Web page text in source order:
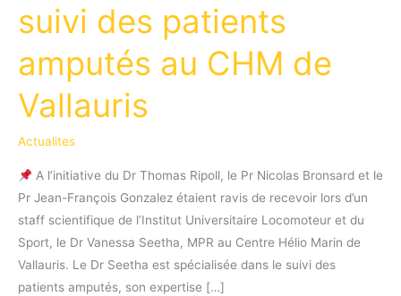
suivi des patients
amputés au CHM de
Vallauris
Actualites
A l’initiative du Dr Thomas Ripoll, le Pr Nicolas Bronsard et le
Pr Jean-François Gonzalez étaient ravis de recevoir lors d’un
staff scientifique de l’Institut Universitaire Locomoteur et du
Sport, le Dr Vanessa Seetha, MPR au Centre Hélio Marin de
Vallauris. Le Dr Seetha est spécialisée dans le suivi des
patients amputés, son expertise […]